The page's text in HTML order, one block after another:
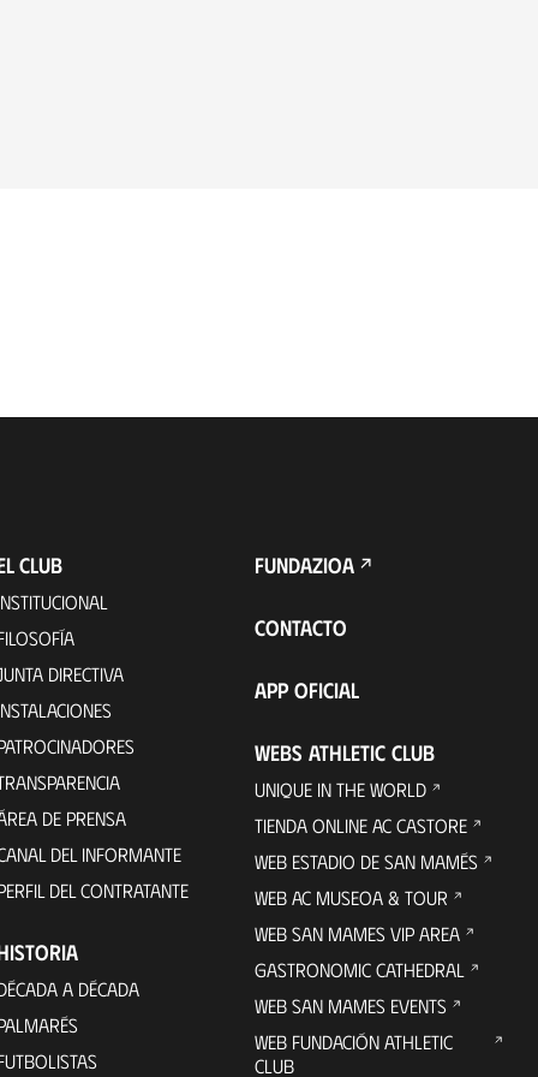
CLUB
DIRECTIVA
DE PRENSA
DEL INFORMANTE
DEL CONTRATANTE
A DÉCADA
FUNDAZIOA
CONTACTO
APP OFICIAL
WEBS ATHLETIC CLUB
UNIQUE IN THE WORLD
TIENDA ONLINE AC CASTORE
WEB ESTADIO DE SAN MAMÉS
WEB AC MUSEOA & TOUR
WEB SAN MAMES VIP AREA
GASTRONOMIC CATHEDRAL
WEB SAN MAMES EVENTS
WEB FUNDACIÓN ATHLETIC
CLUB